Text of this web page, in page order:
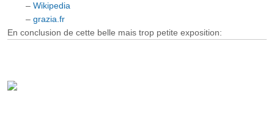
–Wikipedia
–grazia.fr
En conclusion de cette belle mais trop petite exposition: